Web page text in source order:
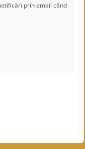
prin email când